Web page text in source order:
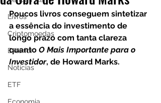
Livros
Criptomoedas
Exterior
Notícias
ETF
Poucos livros conseguem sintetizar
a essência do investimento de
longo prazo com tanta clareza
quanto O Mais Importante para o
Investidor, de Howard Marks.